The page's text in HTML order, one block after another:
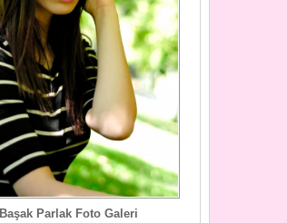
Başak Parlak Foto Galeri